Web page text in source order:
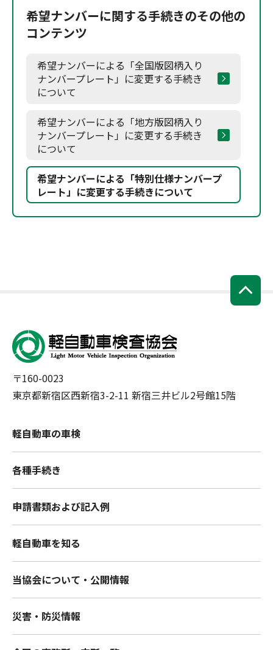
希望ナンバーに関する手続きのその他の
コンテンツ
希望ナンバーによる「全国版図柄入り
ナンバープレート」に変更する手続き
について
希望ナンバーによる「地方版図柄入り
ナンバープレート」に変更する手続き
について
希望ナンバーによる「特別仕様ナンバープ
レート」に変更する手続きについて
〒160-0023
東京都新宿区西新宿3-2-11 新宿三井ビル2号館15階
軽自動車の車検
各種手続き
申請書類および記入例
軽自動車を知る
当協会について・公開情報
災害・防災情報